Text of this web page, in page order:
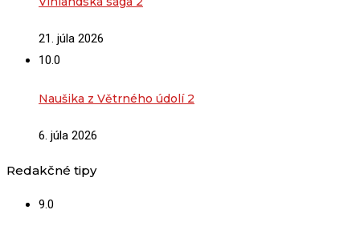
21. júla 2026
10.0
Naušika z Větrného údolí 2
6. júla 2026
Redakčné tipy
9.0